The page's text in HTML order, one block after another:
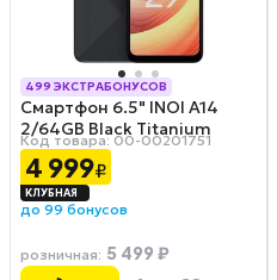
499 ЭКСТРАБОНУСОВ
РАССРОЧКА 0-0-12
Смартфон 6.5" INOI A14
2/64GB Black Titanium
Код товара: 00-00201751
4 999₽
до 99 бонусов
розничная: 5 499 ₽